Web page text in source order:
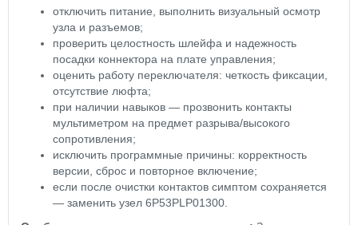
отключить питание, выполнить визуальный осмотр
узла и разъемов;
проверить целостность шлейфа и надежность
посадки коннектора на плате управления;
оценить работу переключателя: четкость фиксации,
отсутствие люфта;
при наличии навыков — прозвонить контакты
мультиметром на предмет разрыва/высокого
сопротивления;
исключить программные причины: корректность
версии, сброс и повторное включение;
если после очистки контактов симптом сохраняется
— заменить узел 6P53PLP01300.